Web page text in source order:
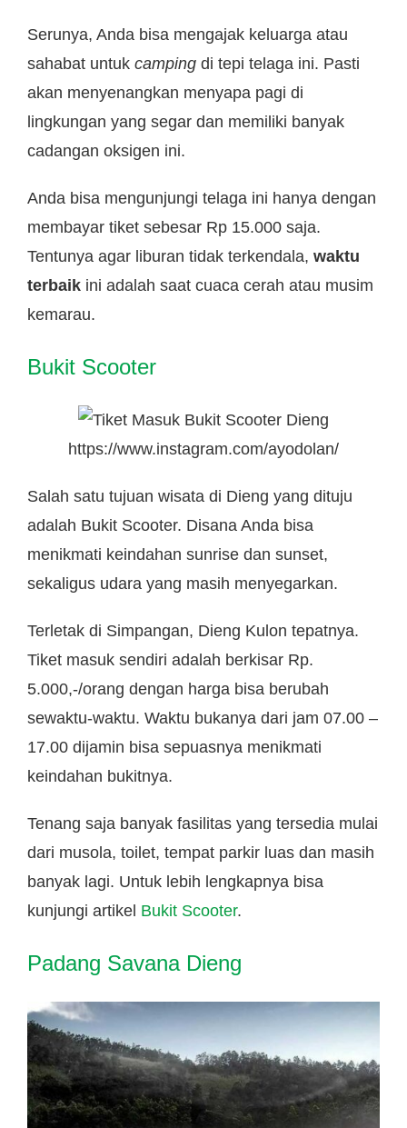
Serunya, Anda bisa mengajak keluarga atau
sahabat untuk campingdi tepi telaga ini. Pasti
akan menyenangkan menyapa pagi di
lingkungan yang segar dan memiliki banyak
cadangan oksigen ini.
Anda bisa mengunjungi telaga ini hanya dengan
membayar tiket sebesar Rp 15.000 saja.
Tentunya agar liburan tidak terkendala, waktu
terbaik ini adalah saat cuaca cerah atau musim
kemarau.
Bukit Scooter
https://www.instagram.com/ayodolan/
Salah satu tujuan wisata di Dieng yang dituju
adalah Bukit Scooter. Disana Anda bisa
menikmati keindahan sunrise dan sunset,
sekaligus udara yang masih menyegarkan.
Terletak di Simpangan, Dieng Kulon tepatnya.
Tiket masuk sendiri adalah berkisar Rp.
5.000,-/orang dengan harga bisa berubah
sewaktu-waktu. Waktu bukanya dari jam 07.00 –
17.00 dijamin bisa sepuasnya menikmati
keindahan bukitnya.
Tenang saja banyak fasilitas yang tersedia mulai
dari musola, toilet, tempat parkir luas dan masih
banyak lagi. Untuk lebih lengkapnya bisa
kunjungi artikel Bukit Scooter.
Padang Savana Dieng